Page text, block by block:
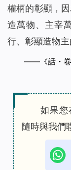
權柄的彰顯，
造萬物、主宰
行、彰顯造物主
——《話・卷
如果您
隨時與我們